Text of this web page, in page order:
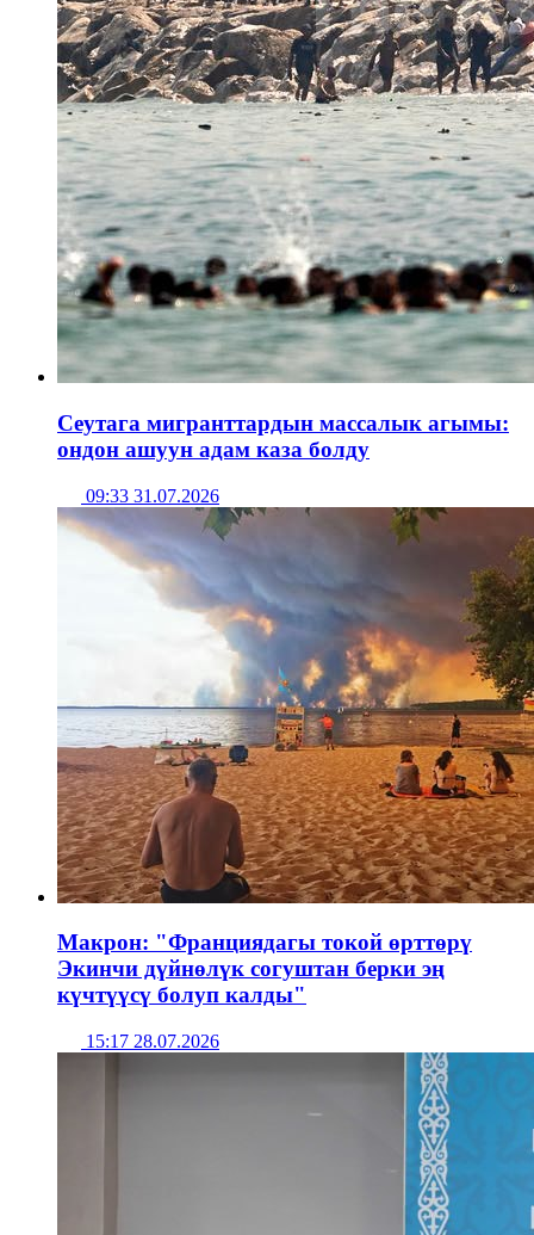
Сеутага мигранттардын массалык агымы:
ондон ашуун адам каза болду
09:33 31.07.2026
Макрон: "Франциядагы токой өрттөрү
Экинчи дүйнөлүк согуштан берки эң
күчтүүсү болуп калды"
15:17 28.07.2026